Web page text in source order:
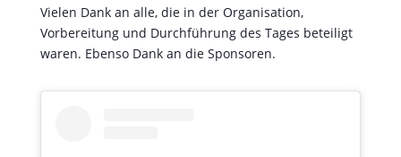
Vielen Dank an alle, die in der Organisation,
Vorbereitung und Durchführung des Tages beteiligt
waren. Ebenso Dank an die Sponsoren.